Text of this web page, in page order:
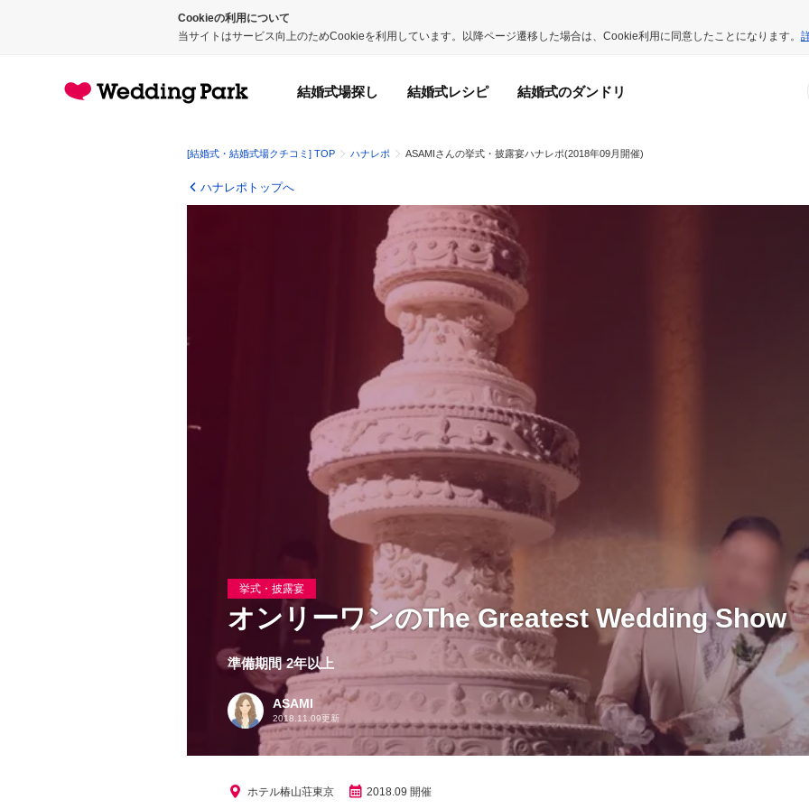
Cookieの利用について
当サイトはサービス向上のためCookieを利用しています。以降ページ遷移した場合は、Cookie利用に同意したことになります。
結婚式場探し 結婚式レシピ 結婚式のダンドリ
[結婚式・結婚式場クチコミ] TOP ハナレポ ASAMIさんの挙式・披露宴ハナレポ(2018年09月開催)
ハナレポトップへ
挙式・披露宴
オンリーワンのThe Greatest Wedding Show
準備期間 2年以上
ASAMI
2018.11.09更新
ホテル椿山荘東京 2018.09 開催